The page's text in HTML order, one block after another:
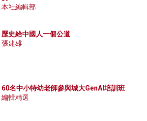
本社編輯部
歷史給中國人一個公道
張建雄
60名中小特幼老師參與城大GenAI培訓班
編輯精選